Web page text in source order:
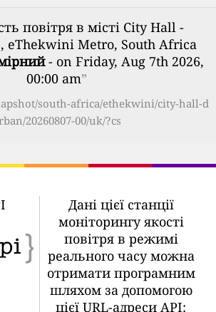
повітря в місті City Hall -
eThekwini Metro, South Africa
- on Friday, Aug 7th 2026,
00:00 am”
south-africa/ethekwini/city-hall-d
20260807-00/uk/?cs
Дані цієї станції
моніторингу якості
повітря в режимі
реального часу можна
отримати програмним
шляхом за допомогою
цієї URL-адреси API: